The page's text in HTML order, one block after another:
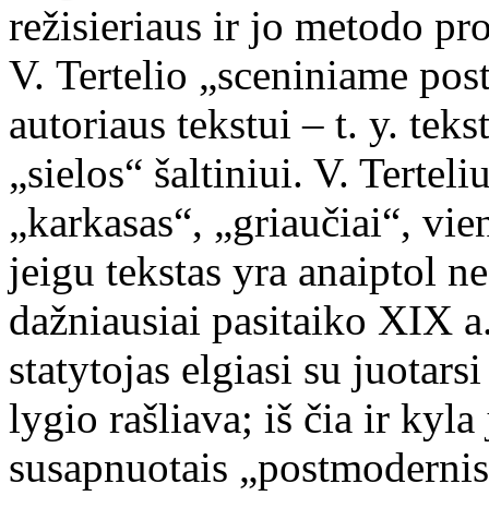
režisieriaus ir jo metodo
V. Tertelio „sceniniame
autoriaus tekstui – t. y.
„sielos“ šaltiniui. V.
„karkasas“, „griaučiai“,
jeigu tekstas yra anaiptol
dažniausiai pasitaiko XIX
statytojas elgiasi su
lygio rašliava; iš čia ir kyla
susapnuotais